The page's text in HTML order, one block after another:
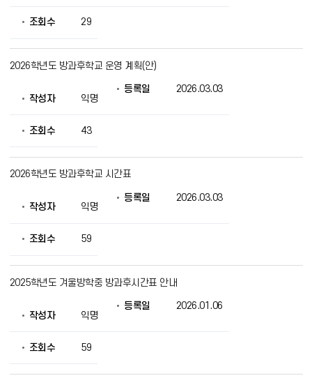
조회수 29
2026학년도 방과후학교 운영 계획(안)
작성자 익명
등록일 2026.03.03
조회수 43
2026학년도 방과후학교 시간표
작성자 익명
등록일 2026.03.03
조회수 59
2025학년도 겨울방학중 방과후시간표 안내
작성자 익명
등록일 2026.01.06
조회수 59